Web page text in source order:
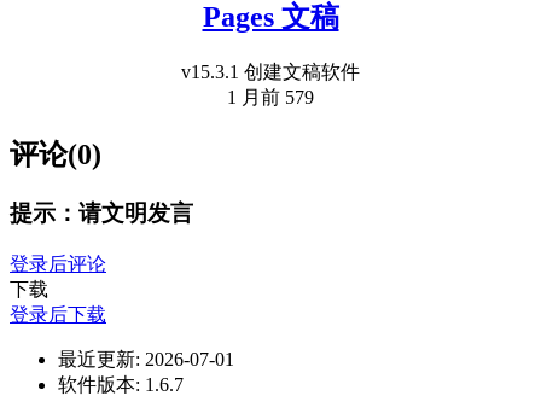
Pages 文稿
v15.3.1 创建文稿软件
1 月前 579
评论(0)
提示：请文明发言
登录后评论
下载
登录后下载
最近更新: 2026-07-01
软件版本: 1.6.7